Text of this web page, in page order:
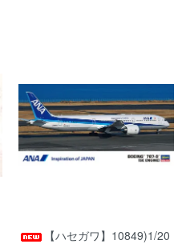
【ハセガワ】10849)1/20